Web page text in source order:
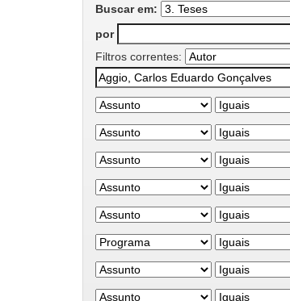
Buscar em:
por
Filtros correntes: